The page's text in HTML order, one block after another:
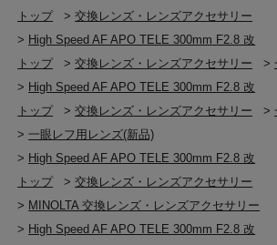
トップ >交換レンズ・レンズアクセサリー
> High Speed AF APO TELE 300mm F2.8 改
トップ
>交換レンズ・レンズアクセサリー >
> High Speed AF APO TELE 300mm F2.8 改
トップ
>交換レンズ・レンズアクセサリー >
>一眼レフ用レンズ(新品)
> High Speed AF APO TELE 300mm F2.8 改
トップ
>交換レンズ・レンズアクセサリー
> MINOLTA 交換レンズ・レンズアクセサリー
> High Speed AF APO TELE 300mm F2.8 改